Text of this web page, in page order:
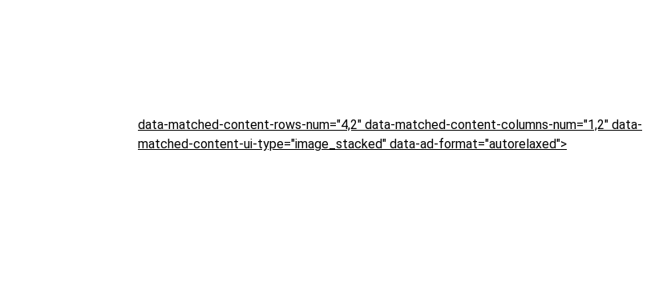
data-matched-content-rows-num="4,2" data-matched-content-columns-num="1,2" data-
matched-content-ui-type="image_stacked" data-ad-format="autorelaxed">